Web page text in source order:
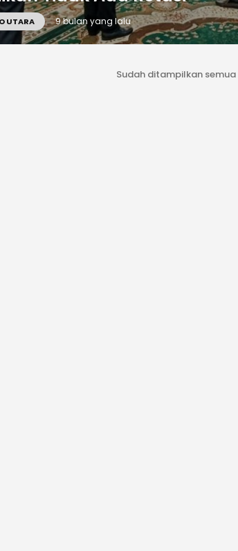
UTARA 9 bulan yang lalu
Sudah ditampilkan semua